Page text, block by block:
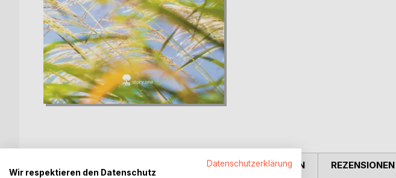
PRESSESTIMMEN REZENSIONEN
Datenschutzerklärung
Wir respektieren den Datenschutz